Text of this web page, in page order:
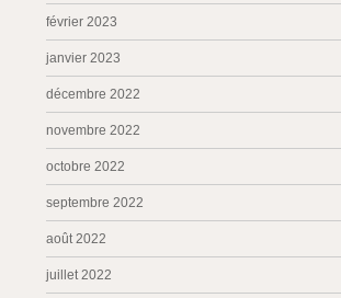
février 2023
janvier 2023
décembre 2022
novembre 2022
octobre 2022
septembre 2022
août 2022
juillet 2022